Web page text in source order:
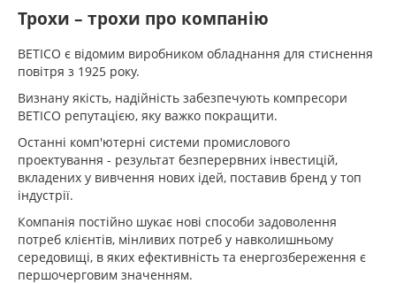
Трохи – трохи про компанію
BETICO є відомим виробником обладнання для стиснення
повітря з 1925 року.
Визнану якість, надійність забезпечують компресори
BETICO репутацією, яку важко покращити.
Останні комп'ютерні системи промислового
проектування - результат безперервних інвестицій,
вкладених у вивчення нових ідей, поставив бренд у топ
індустрії.
Компанія постійно шукає нові способи задоволення
потреб клієнтів, мінливих потреб у навколишньому
середовищі, в яких ефективність та енергозбереження є
першочерговим значенням.